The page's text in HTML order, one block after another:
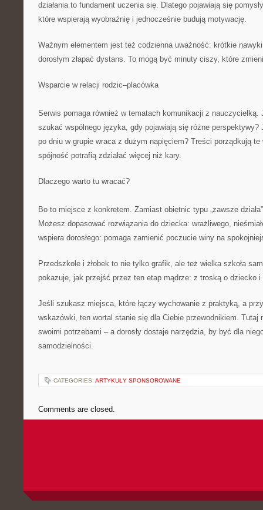
działania to fundament uczenia się. Dlatego pojawiają się
które wspierają wyobraźnię i jednocześnie budują motywację.
Ważnym elementem jest też codzienna uważność: krótkie
dorosłym złapać dystans. To mogą być minuty ciszy, które
Wsparcie w relacji rodzic–placówka
Serwis pomaga również w tematach komunikacji z
szukać wspólnego języka, gdy pojawiają się różne perspektywy?
po dniu w grupie wraca z dużym napięciem? Treści porządkują
spójność potrafią zdziałać więcej niż kary.
Dlaczego warto tu wracać?
Bo to miejsce z konkretem. Zamiast obietnic typu „zawsze
Możesz dopasować rozwiązania do dziecka: wrażliwego,
wspiera dorosłego: pomaga zamienić poczucie winy na
Przedszkole i żłobek to nie tylko grafik, ale też wielka szkoła
pokazuje, jak przejść przez ten etap mądrze: z troską o dziecko
Jeśli szukasz miejsca, które łączy wychowanie z praktyką, a
wskazówki, ten wortal stanie się dla Ciebie przewodnikiem. Tutaj
swoimi potrzebami – a dorosły dostaje narzędzia, by być dla
samodzielności.
CATEGORIES: ARTYKUŁY SPONSOROWANE
Comments are closed.